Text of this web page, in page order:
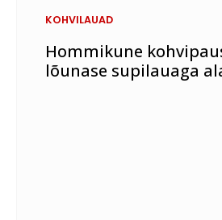
KOHVILAUAD
Hommikune
lõunase supilauaga